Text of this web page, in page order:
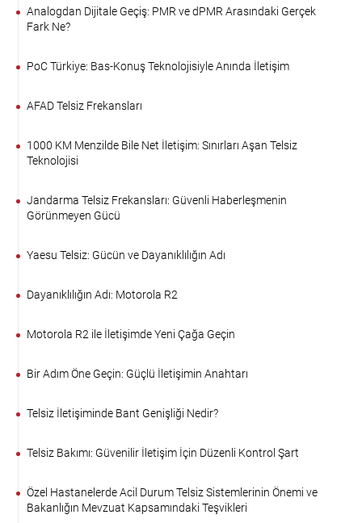
Analogdan Dijitale Geçiş: PMR ve dPMR Arasındaki Gerçek
Fark Ne?
PoC Türkiye: Bas-Konuş Teknolojisiyle Anında İletişim
AFAD Telsiz Frekansları
1000 KM Menzilde Bile Net İletişim: Sınırları Aşan Telsiz
Teknolojisi
Jandarma Telsiz Frekansları: Güvenli Haberleşmenin
Görünmeyen Gücü
Yaesu Telsiz: Gücün ve Dayanıklılığın Adı
Dayanıklılığın Adı: Motorola R2
Motorola R2 ile İletişimde Yeni Çağa Geçin
Bir Adım Öne Geçin: Güçlü İletişimin Anahtarı
Telsiz İletişiminde Bant Genişliği Nedir?
Telsiz Bakımı: Güvenilir İletişim İçin Düzenli Kontrol Şart
Özel Hastanelerde Acil Durum Telsiz Sistemlerinin Önemi ve
Bakanlığın Mevzuat Kapsamındaki Teşvikleri